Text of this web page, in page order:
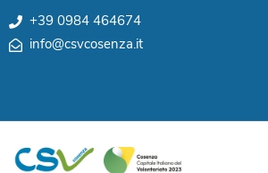
+39 0984 464674
info@csvcosenza.it
Sedi
associazioni
Per